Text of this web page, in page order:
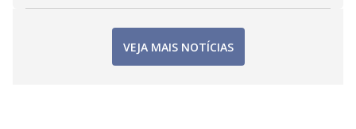
VEJA MAIS NOTÍCIAS